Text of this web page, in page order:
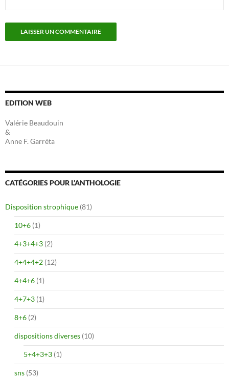
EDITION WEB
Valérie Beaudouin
&
Anne F. Garréta
CATÉGORIES POUR L’ANTHOLOGIE
Disposition strophique (81)
10+6 (1)
4+3+4+3 (2)
4+4+4+2 (12)
4+4+6 (1)
4+7+3 (1)
8+6 (2)
dispositions diverses (10)
5+4+3+3 (1)
sns (53)